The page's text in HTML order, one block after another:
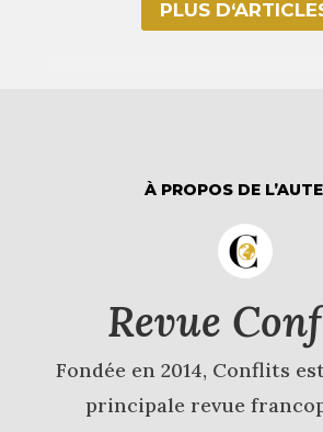
PLUS
À PROPOS DE
Revue
Fondée en 2014, Conflits
principale revue